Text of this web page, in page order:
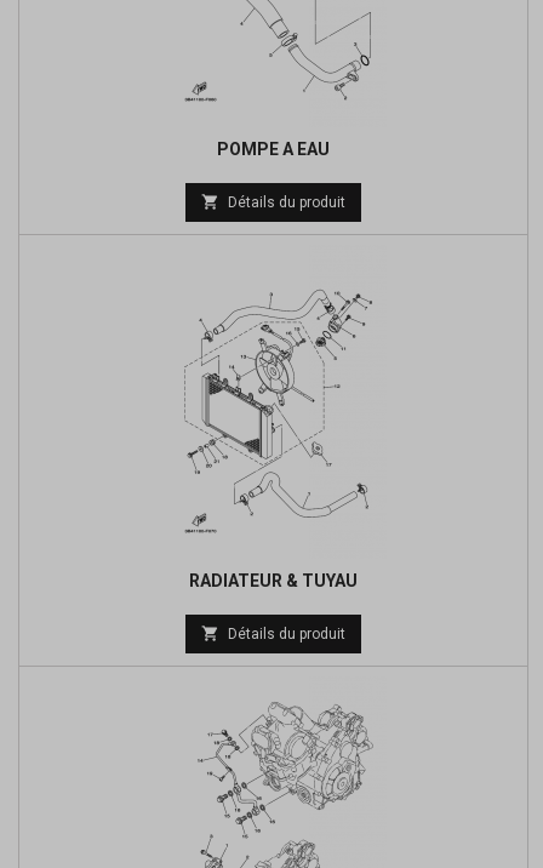
POMPE A EAU
Prix
de
 Détails du produit
RADIATEUR & TUYAU
Prix
de
 Détails du produit